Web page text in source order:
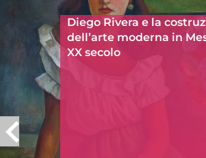
Diego Rivera e la
dell’arte moderna in
XX secolo